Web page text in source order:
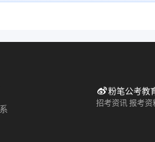
粉笔公考教
招考资讯 报考资